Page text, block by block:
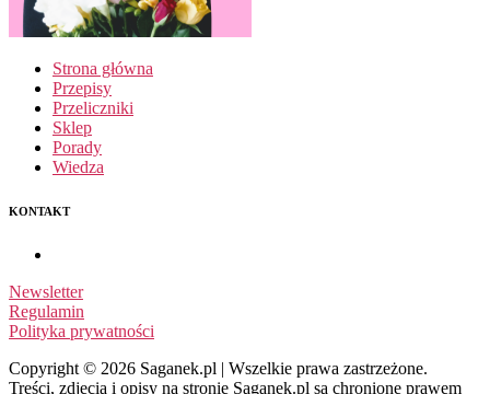
Strona główna
Przepisy
Przeliczniki
Sklep
Porady
Wiedza
KONTAKT
Newsletter
Regulamin
Polityka prywatności
Copyright © 2026 Saganek.pl | Wszelkie prawa zastrzeżone.
Treści, zdjęcia i opisy na stronie Saganek.pl są chronione prawem